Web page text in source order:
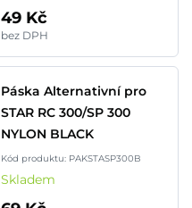
49 Kč
bez DPH
Páska Alternativní pro
STAR RC 300/SP 300
NYLON BLACK
Kód produktu: PAKSTASP300B
Skladem